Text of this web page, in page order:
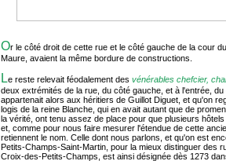
Or le côté droit de cette rue et le côté gauche de la cour
Maure, avaient la même bordure de constructions.
Le reste relevait féodalement des vénérables chefcier,
deux extrémités de la rue, du côté gauche, et à l'entrée,
appartenait alors aux héritiers de Guillot Diguet, et qu'on
logis de la reine Blanche, qui en avait autant que de
la vérité, ont tenu assez de place pour que plusieurs
et, comme pour nous faire mesurer l'étendue de cette
retiennent le nom. Celle dont nous parlons, et qu'on est
Petits-Champs-Saint-Martin, pour la mieux distinguer des
Croix-des-Petits-Champs, est ainsi désignée dès 1273